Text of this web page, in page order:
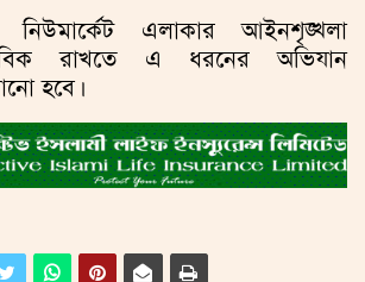
এলাকার আইনশৃঙ্খলা
রাখতে এ ধরনের অভিযান
হবে।